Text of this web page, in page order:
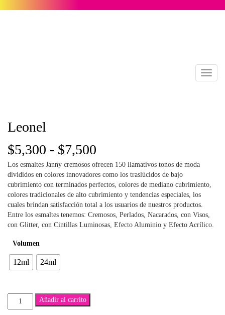
Toggle
Leonel
$5,300 - $7,500
de
precios:
desde
$5,300
Los esmaltes Janny cremosos ofrecen 150 llamativos tonos de moda
divididos en colores innovadores como los traslúcidos de bajo
cubrimiento con terminados perfectos, colores de mediano cubrimiento,
colores tradicionales de alto cubrimiento y tendencias especiales, los
cuales brindan satisfacción total a los usuarios de nuestros productos.
Entre los esmaltes tenemos: Cremosos, Perlados, Nacarados, con Visos,
con Glitter, con Cintillas Luminosas, Efecto Aluminio y Efecto Acrílico.
Volumen
12ml 24ml
Leonel
cantidad
Añadir al carrito